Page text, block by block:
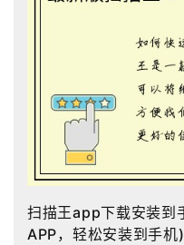
扫描王app下载安装到
APP，轻松安装到手机)